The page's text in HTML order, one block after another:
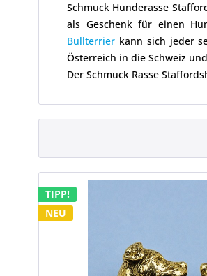
Schmuck Hunderasse
als Geschenk für einen
Bullterrier kann sich jeder
Österreich in die Schweiz
Der Schmuck Rasse
TIPP!
NEU